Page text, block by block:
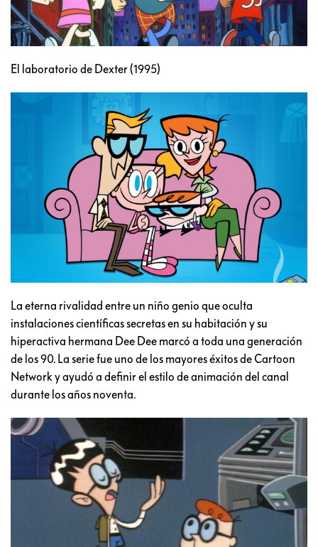
El laboratorio de Dexter (1995)
La eterna rivalidad entre un niño genio que oculta
instalaciones científicas secretas en su habitación y su
hiperactiva hermana Dee Dee marcó a toda una generación
de los 90. La serie fue uno de los mayores éxitos de Cartoon
Network y ayudó a definir el estilo de animación del canal
durante los años noventa.